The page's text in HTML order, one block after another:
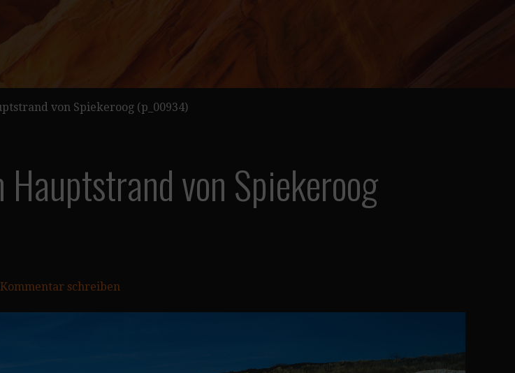
von Spiekeroog (p_00934)
von Spiekeroog
Kommentar schreiben